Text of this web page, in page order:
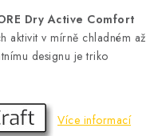
Dry Active Comfort
aktivit v mírně chladném až
designu je triko
Více informací